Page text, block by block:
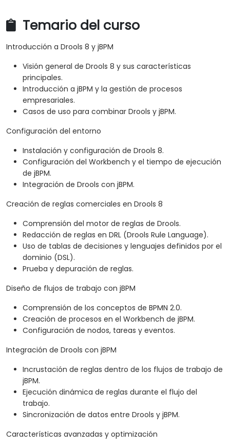
Temario del curso
Introducción a Drools 8 y jBPM
Visión general de Drools 8 y sus características
principales.
Introducción a jBPM y la gestión de procesos
empresariales.
Casos de uso para combinar Drools y jBPM.
Configuración del entorno
Instalación y configuración de Drools 8.
Configuración del Workbench y el tiempo de ejecución
de jBPM.
Integración de Drools con jBPM.
Creación de reglas comerciales en Drools 8
Comprensión del motor de reglas de Drools.
Redacción de reglas en DRL (Drools Rule Language).
Uso de tablas de decisiones y lenguajes definidos por el
dominio (DSL).
Prueba y depuración de reglas.
Diseño de flujos de trabajo con jBPM
Comprensión de los conceptos de BPMN 2.0.
Creación de procesos en el Workbench de jBPM.
Configuración de nodos, tareas y eventos.
Integración de Drools con jBPM
Incrustación de reglas dentro de los flujos de trabajo de
jBPM.
Ejecución dinámica de reglas durante el flujo del
trabajo.
Sincronización de datos entre Drools y jBPM.
Características avanzadas y optimización